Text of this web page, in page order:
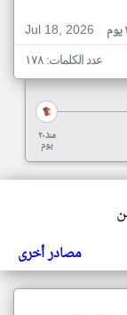
Jul 18, 2026
عدد الكلمات: ١٧٨
منذ ٢٠
يوم
مصادر أخرى